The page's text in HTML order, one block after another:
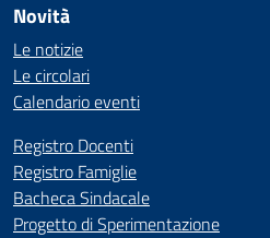
Novità
Le notizie
Le circolari
Calendario eventi
Registro Docenti
Registro Famiglie
Bacheca Sindacale
Progetto di Sperimentazione